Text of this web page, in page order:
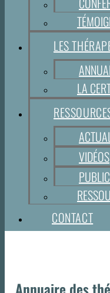
LES
LA
VIDÉOS
CONTACT